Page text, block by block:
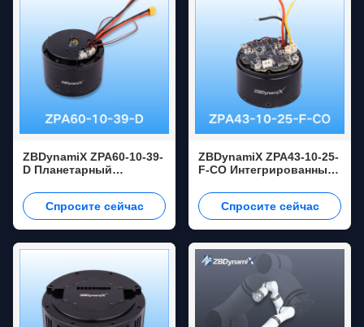
ZBDynamiX ZPA60-10-39-
D Планетарный
приводящий с высоким
крутящим моментом 76
Нм Пиковый крутящий
уменьшения 39:1, OD79
Спросите сейчас
ZBDynamiX ZPA43-10-25-
F-CO Интегрированный
Совместный Актуатор
18 Нм Пиковый
крутящий момент,
мм
Спросите сейчас